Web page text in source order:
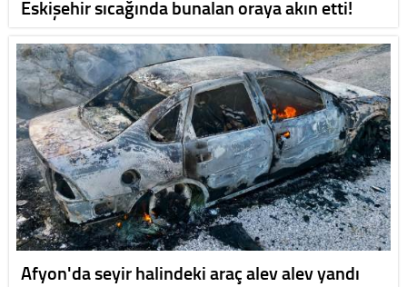
Eskişehir sıcağında bunalan oraya akın etti!
Afyon'da seyir halindeki araç alev alev yandı